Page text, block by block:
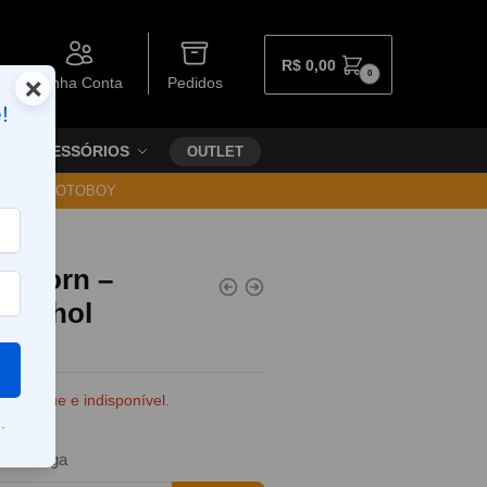
Minha Conta Pedidos
R$ 0,00 0
ACESSÓRIOS OUTLET
VIA MOTOBOY
–
estoque e indisponível.
entrega
×